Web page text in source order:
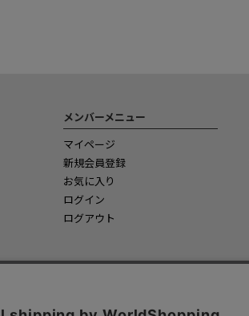
メンバーメニュー
マイページ
新規会員登録
お気に入り
ログイン
ログアウト